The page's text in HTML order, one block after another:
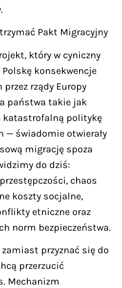
Pakt Migracyjny
który w cyniczny
konsekwencje
przez rządy Europy
państwa takie jak
katastrofalną politykę
— świadomie otwierały
migrację spoza
do dziś:
chaos
koszty socjalne,
etniczne oraz
norm bezpieczeństwa.
przyznać się do
przerzucić
Mechanizm